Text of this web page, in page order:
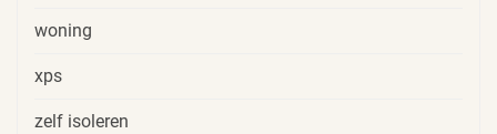
woning
xps
zelf isoleren